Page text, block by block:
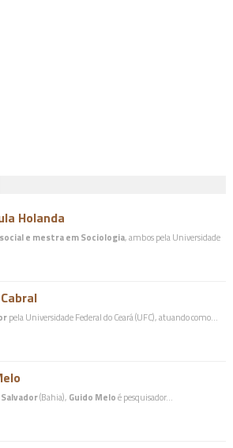
Holanda
e mestra em Sociologia, ambos pela Universidade
pela Universidade Federal do Ceará (UFC), atuando como…
Salvador(Bahia), Guido Meloé pesquisador…